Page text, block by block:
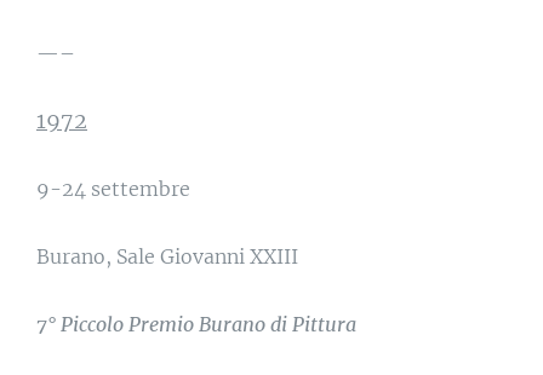
—–
1972
9-24 settembre
Burano, Sale Giovanni XXIII
7° Piccolo Premio Burano di Pittura